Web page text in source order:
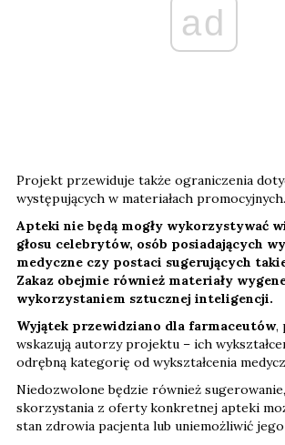
ad
Projekt przewiduje także ograniczenia
występujących w materiałach promocyjnych.
Apteki nie będą mogły wykorzystywać
głosu celebrytów, osób posiadających
medyczne czy postaci sugerujących
Zakaz obejmie również materiały
wykorzystaniem sztucznej inteligencji.
Wyjątek przewidziano dla farmaceutów,
wskazują autorzy projektu – ich
odrębną kategorię od wykształcenia
Niedozwolone będzie również
skorzystania z oferty konkretnej apteki
stan zdrowia pacjenta lub uniemożliwić